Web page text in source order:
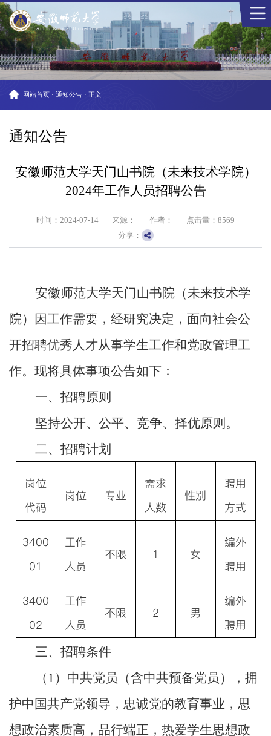
网站首页 · 通知公告 · 正文
通知公告
安徽师范大学天门山书院（未来技术学院）
2024年工作人员招聘公告
时间：2024-07-14 来源： 作者： 点击量：8569
分享：
安徽师范大学天门山书院（未来技术学
院）因工作需要，经研究决定，面向社会公
开招聘优秀人才从事学生工作和党政管理工
作。现将具体事项公告如下：
一、招聘原则
坚持公开、公平、竞争、择优原则。
二、招聘计划
岗位
代码
岗位 专业
需求
人数
性别
聘用
方式
3400
01
工作
人员
不限 1 女
编外
聘用
3400
02
工作
人员
不限 2 男
编外
聘用
三、招聘条件
（ 1）中共党员（含中共预备党员），拥
护中国共产党领导，忠诚党的教育事业，思
想政治素质高，品行端正，热爱学生思想政